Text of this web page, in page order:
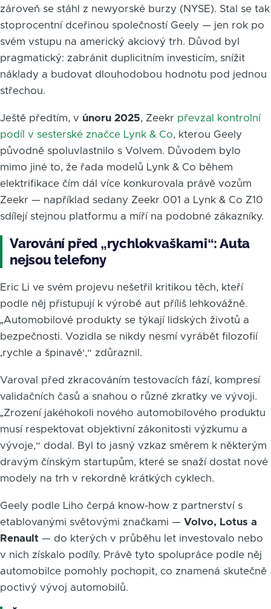
zároveň se stáhl z newyorské burzy (NYSE). Stal se tak
stoprocentní dceřinou společností Geely — jen rok po
svém vstupu na americký akciový trh. Důvod byl
pragmatický: zabránit duplicitním investicím, snížit
náklady a budovat dlouhodobou hodnotu pod jednou
střechou.
Ještě předtím, v únoru 2025, Zeekr převzal kontrolní
podíl v sesterské značce Lynk & Co, kterou Geely
původně spoluvlastnilo s Volvem. Důvodem bylo
mimo jiné to, že řada modelů Lynk & Co během
elektrifikace čím dál více konkurovala právě vozům
Zeekr — například sedany Zeekr 001 a Lynk & Co Z10
sdílejí stejnou platformu a míří na podobné zákazníky.
Varování před „rychlokvaškami“: Auta
nejsou telefony
Eric Li ve svém projevu nešetřil kritikou těch, kteří
podle něj přistupují k výrobě aut příliš lehkovážně.
„Automobilové produkty se týkají lidských životů a
bezpečnosti. Vozidla se nikdy nesmí vyrábět filozofií
‚rychle a špinavě‘,“ zdůraznil.
Varoval před zkracováním testovacích fází, kompresí
validačních časů a snahou o různé zkratky ve vývoji.
„Zrození jakéhokoli nového automobilového produktu
musí respektovat objektivní zákonitosti výzkumu a
vývoje,“ dodal. Byl to jasný vzkaz směrem k některým
dravým čínským startupům, které se snaží dostat nové
modely na trh v rekordně krátkých cyklech.
Geely podle Liho čerpá know-how z partnerství s
etablovanými světovými značkami — Volvo, Lotus a
Renault — do kterých v průběhu let investovalo nebo
v nich získalo podíly. Právě tyto spolupráce podle něj
automobilce pomohly pochopit, co znamená skutečně
poctivý vývoj automobilů.